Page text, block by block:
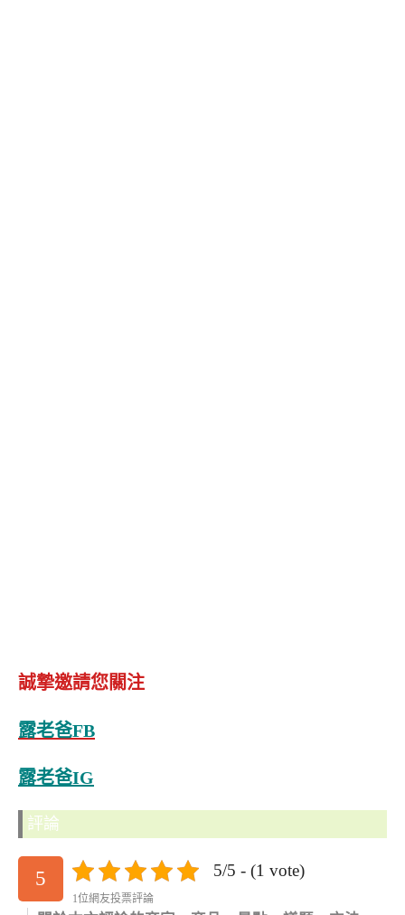
誠摯邀請您關注
露老爸FB
露老爸IG
評論
5 5/5 - (1 vote)
1位網友投票評論